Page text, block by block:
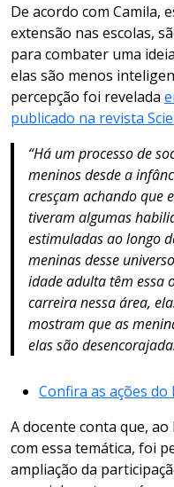
De acordo com Camila,
extensão nas escolas,
para combater uma
elas são menos
percepção foi revelada
publicado na revista
“Há um processo de
meninos desde a
cresçam achando que
tiveram algumas
estimuladas ao longo
meninas desse
idade adulta têm essa
carreira nessa área,
mostram que as
elas são
Confira as ações
A docente conta que,
com essa temática, foi
ampliação da